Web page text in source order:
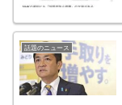
話題のニュース